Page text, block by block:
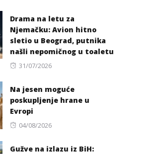
Drama na letu za
Njemačku: Avion hitno
sletio u Beograd, putnika
našli nepomičnog u toaletu
Posted
31/07/2026
Na jesen moguće
poskupljenje hrane u
Evropi
Posted
04/08/2026
Gužve na izlazu iz BiH: